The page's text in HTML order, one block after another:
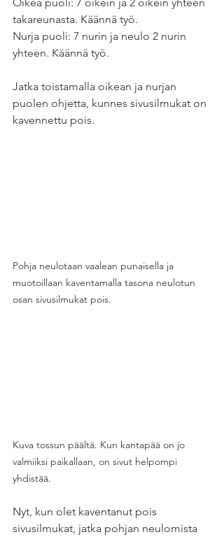
takareunasta. Käännä työ.
Nurja puoli: 7 nurin ja neulo 2 nurin
yhteen. Käännä työ.
Jatka toistamalla oikean ja nurjan
puolen ohjetta, kunnes sivusilmukat on
kavennettu pois.
Pohja neulotaan vaalean punaisella ja
muotoillaan kaventamalla tasona neulotun
osan sivusilmukat pois.
Kuva tossun päältä. Kun kantapää on jo
valmiiksi paikallaan, on sivut helpompi
yhdistää.
Nyt, kun olet kaventanut pois
sivusilmukat, jatka pohjan neulomista